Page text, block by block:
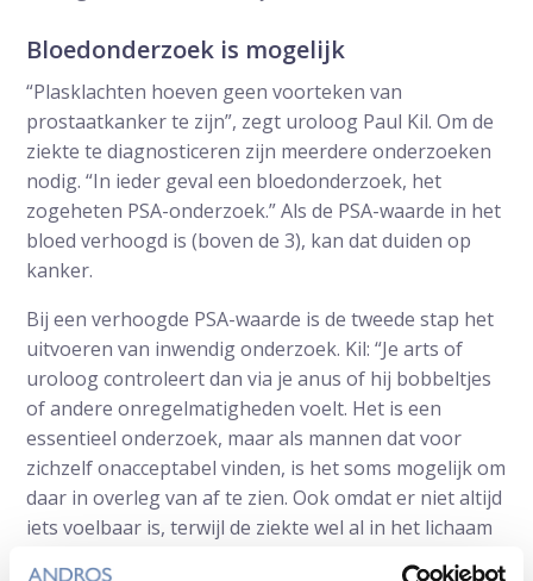
Bloedonderzoek is mogelijk
“Plasklachten hoeven geen voorteken van
prostaatkanker te zijn”, zegt uroloog Paul Kil. Om de
ziekte te diagnosticeren zijn meerdere onderzoeken
nodig. “In ieder geval een bloedonderzoek, het
zogeheten PSA-onderzoek.” Als de PSA-waarde in het
bloed verhoogd is (boven de 3), kan dat duiden op
kanker.
Bij een verhoogde PSA-waarde is de tweede stap het
uitvoeren van inwendig onderzoek. Kil: “Je arts of
uroloog controleert dan via je anus of hij bobbeltjes
of andere onregelmatigheden voelt. Het is een
essentieel onderzoek, maar als mannen dat voor
zichzelf onacceptabel vinden, is het soms mogelijk om
daar in overleg van af te zien. Ook omdat er niet altijd
iets voelbaar is, terwijl de ziekte wel al in het lichaam